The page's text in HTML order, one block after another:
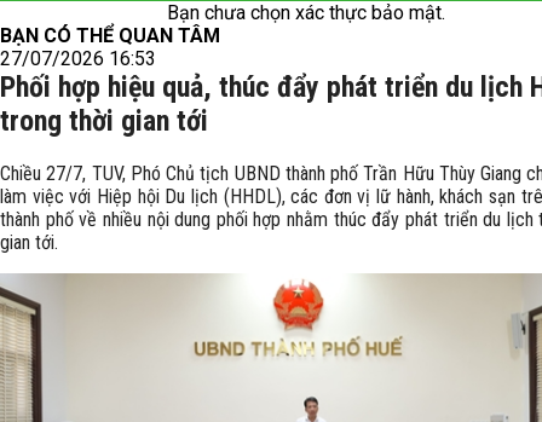
Bạn chưa chọn xác thực bảo mật.
BẠN CÓ THỂ QUAN TÂM
27/07/2026 16:53
Phối hợp hiệu quả, thúc đẩy phát triển du lịch
trong thời gian tới
Chiều 27/7, TUV, Phó Chủ tịch UBND thành phố Trần Hữu Thùy Giang
làm việc với Hiệp hội Du lịch (HHDL), các đơn vị lữ hành, khách sạn
thành phố về nhiều nội dung phối hợp nhằm thúc đẩy phát triển du lịch
gian tới.